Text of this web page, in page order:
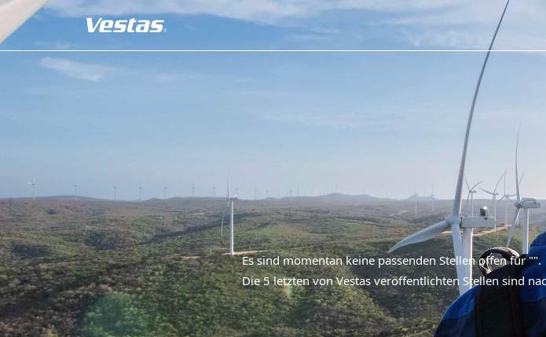
Es sind momentan keine passenden Stellen offen für "".
Die 5 letzten von Vestas veröffentlichten Stellen sind